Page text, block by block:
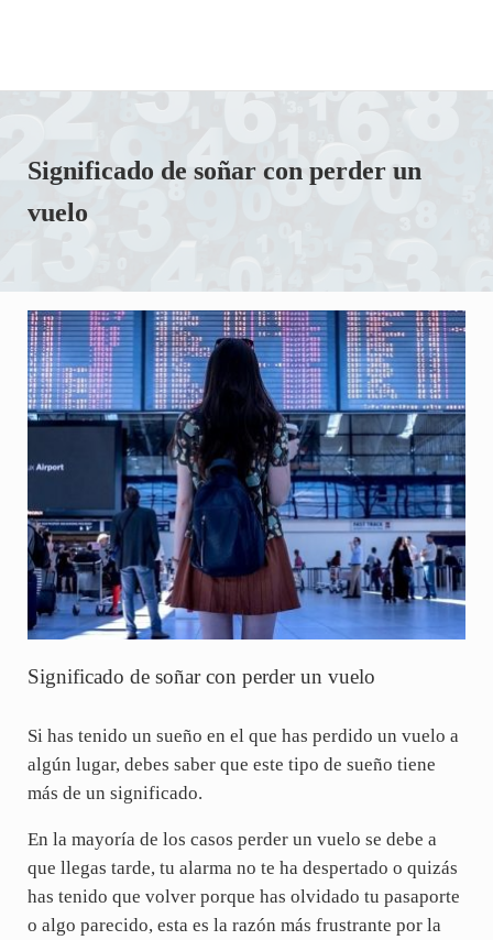
Significado de soñar con perder un
vuelo
Significado de soñar con perder un vuelo
Si has tenido un sueño en el que has perdido un vuelo a
algún lugar, debes saber que este tipo de sueño tiene
más de un significado.
En la mayoría de los casos perder un vuelo se debe a
que llegas tarde, tu alarma no te ha despertado o quizás
has tenido que volver porque has olvidado tu pasaporte
o algo parecido, esta es la razón más frustrante por la